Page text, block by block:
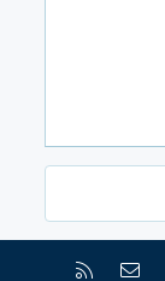
إتصل بنا